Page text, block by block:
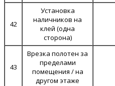
42
Установка
наличников на
клей (одна
сторона)
43
Врезка полотен за
пределами
помещения / на
другом этаже